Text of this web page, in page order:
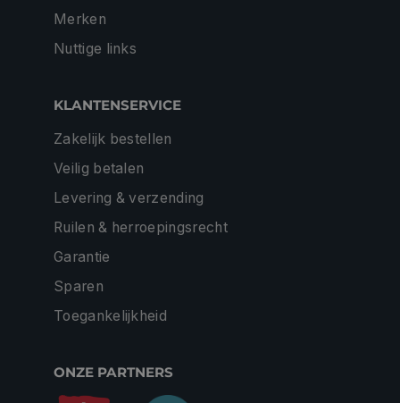
Merken
Nuttige links
KLANTENSERVICE
Zakelijk bestellen
Veilig betalen
Levering & verzending
Ruilen & herroepingsrecht
Garantie
Sparen
Toegankelijkheid
ONZE PARTNERS